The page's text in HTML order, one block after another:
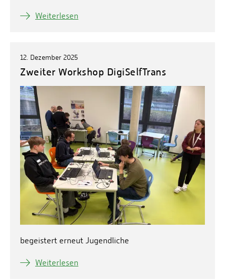
Weiterlesen
12. Dezember 2025
Zweiter Workshop DigiSelfTrans
begeistert erneut Jugendliche
Weiterlesen